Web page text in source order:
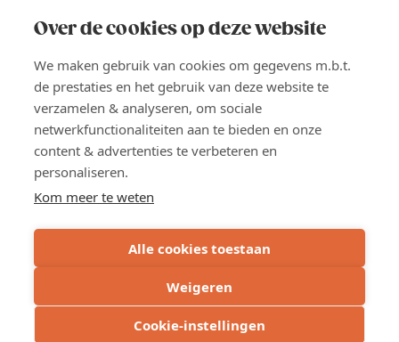
Over de cookies op deze website
We maken gebruik van cookies om gegevens m.b.t.
de prestaties en het gebruik van deze website te
verzamelen & analyseren, om sociale
netwerkfunctionaliteiten aan te bieden en onze
content & advertenties te verbeteren en
personaliseren.
Kom meer te weten
Alle cookies toestaan
Weigeren
Cookie-instellingen
02 229 81 11
EN
Word lid
Voka 2026
Privacyverklaring
Cookie verklaring
Cookie instellingen